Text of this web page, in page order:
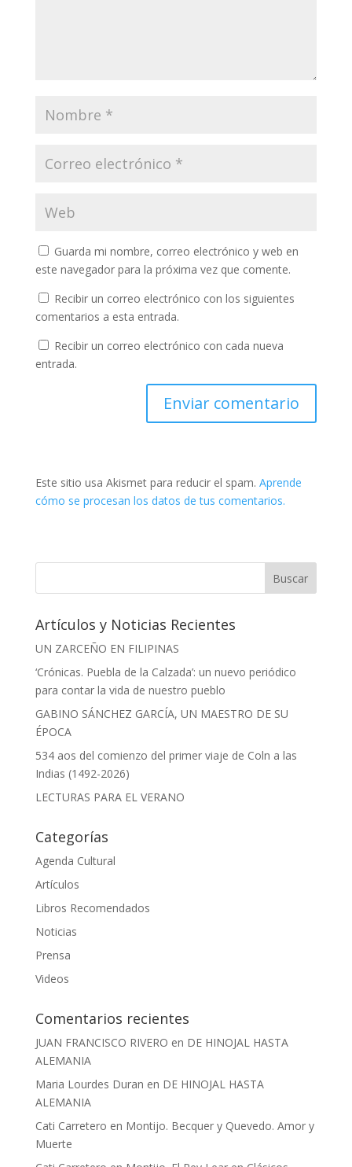
Guarda mi nombre, correo electrónico y web en
este navegador para la próxima vez que comente.
Recibir un correo electrónico con los siguientes
comentarios a esta entrada.
Recibir un correo electrónico con cada nueva
entrada.
Este sitio usa Akismet para reducir el spam. Aprende
cómo se procesan los datos de tus comentarios.
Artículos y Noticias Recientes
UN ZARCEÑO EN FILIPINAS
‘Crónicas. Puebla de la Calzada’: un nuevo periódico
para contar la vida de nuestro pueblo
GABINO SÁNCHEZ GARCÍA, UN MAESTRO DE SU
ÉPOCA
534 aos del comienzo del primer viaje de Coln a las
Indias (1492-2026)
LECTURAS PARA EL VERANO
Categorías
Agenda Cultural
Artículos
Libros Recomendados
Noticias
Prensa
Videos
Comentarios recientes
JUAN FRANCISCO RIVERO en DE HINOJAL HASTA
ALEMANIA
Maria Lourdes Duran en DE HINOJAL HASTA
ALEMANIA
Cati Carretero en Montijo. Becquer y Quevedo. Amor y
Muerte